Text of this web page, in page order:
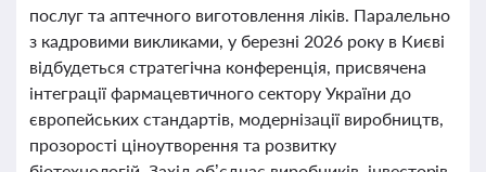
послуг та аптечного виготовлення ліків. Паралельно
з кадровими викликами, у березні 2026 року в Києві
відбудеться стратегічна конференція, присвячена
інтеграції фармацевтичного сектору України до
європейських стандартів, модернізації виробництв,
прозорості ціноутворення та розвитку